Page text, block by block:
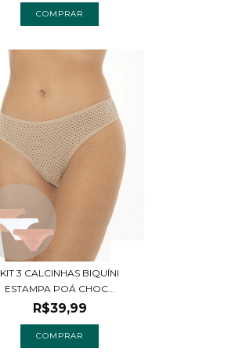
COMPRAR
KIT 3 CALCINHAS BIQUÍNI
ESTAMPA POÁ CHOC...
R$39,99
COMPRAR